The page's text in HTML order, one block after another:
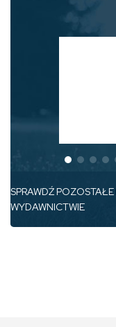
SPRAWDŹ POZOSTAŁE
WYDAWNICTWIE